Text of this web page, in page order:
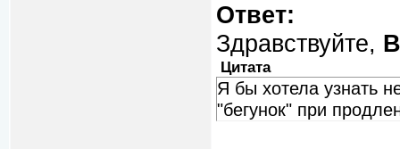
Ответ:
Здравствуйте,
Цитата
Я бы хотела узнать
"бегунок" при